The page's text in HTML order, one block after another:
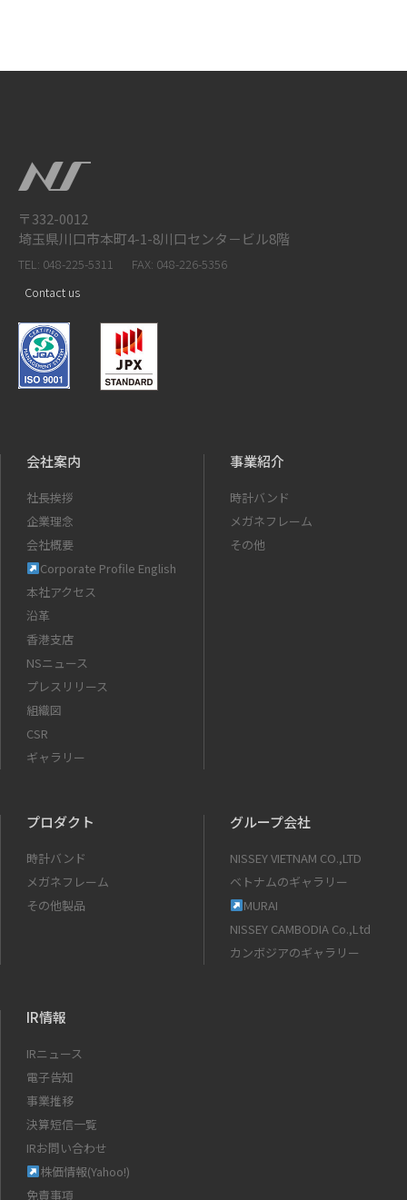
〒332-0012
埼玉県川口市本町4-1-8川口センタ－ビル8階
TEL: 048-225-5311
FAX: 048-226-5356
Contact us
会社案内
社長挨拶
企業理念
会社概要
Corporate Profile English
本社アクセス
沿革
香港支店
NSニュース
プレスリリース
組織図
CSR
ギャラリー
事業紹介
時計バンド
メガネフレーム
その他
プロダクト
時計バンド
メガネフレーム
その他製品
グループ会社
NISSEY VIETNAM CO.,LTD
ベトナムのギャラリー
MURAI
NISSEY CAMBODIA Co.,Ltd
カンボジアのギャラリー
IR情報
IRニュース
電子告知
事業推移
決算短信一覧
IRお問い合わせ
株価情報(Yahoo!)
免責事項